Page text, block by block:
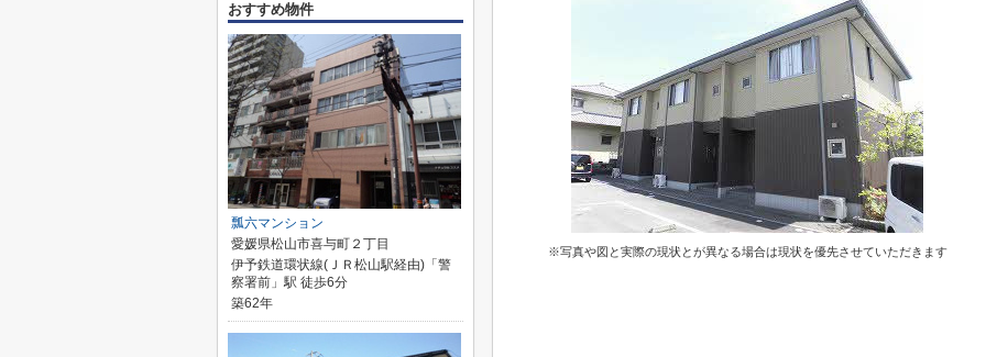
※写真や図と実際の現状とが異なる場合は現状を優先させていただきます
おすすめ物件
瓢六マンション
愛媛県松山市喜与町２丁目
伊予鉄道環状線(ＪＲ松山駅経由)「警
察署前」駅 徒歩6分
築62年